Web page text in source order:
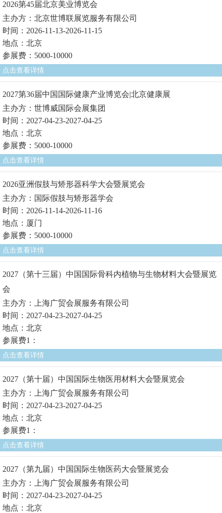
2026第45届北京美业博览会
主办方：北京世博联展览服务有限公司
时间：2026-11-13-2026-11-15
地点：北京
参展费：5000-10000
点击查看详情
2027第36届中国国际健康产业博览会|北京健康展
主办方：世博威国际会展集团
时间：2027-04-23-2027-04-25
地点：北京
参展费：5000-10000
点击查看详情
2026亚洲假肢与矫形器科学大会暨展览会
主办方：国际假肢与矫形器学会
时间：2026-11-14-2026-11-16
地点：厦门
参展费：5000-10000
点击查看详情
2027（第十三届）中国国际骨科内植物与生物材料大会暨展览
会
主办方：上海广贸会展服务有限公司
时间：2027-04-23-2027-04-25
地点：北京
参展费1：
点击查看详情
2027（第十届）中国国际生物医用材料大会暨展览会
主办方：上海广贸会展服务有限公司
时间：2027-04-23-2027-04-25
地点：北京
参展费1：
点击查看详情
2027（第九届）中国国际生物医药大会暨展览会
主办方：上海广贸会展服务有限公司
时间：2027-04-23-2027-04-25
地点：北京